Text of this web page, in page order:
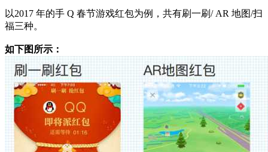
以2017 年的手 Q 春节游戏红包为例，共有刷一刷/ AR 地图/扫
福三种。
如下图所示：